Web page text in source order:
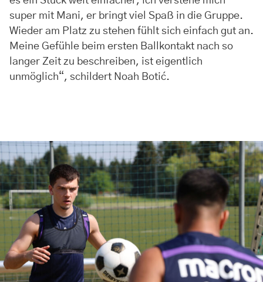
super mit Mani, er bringt viel Spaß in die Gruppe.
Wieder am Platz zu stehen fühlt sich einfach gut an.
Meine Gefühle beim ersten Ballkontakt nach so
langer Zeit zu beschreiben, ist eigentlich
unmöglich“, schildert Noah Botić.